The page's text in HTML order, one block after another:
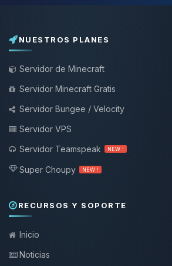
NUESTROS PLANES
Servidor de Minecraft
Servidor Minecraft Gratis
Servidor Bungee / Velocity
Servidor VPS
Servidor Teamspeak
NEW !
Super Choupy NEW !
RECURSOS Y SOPORTE
Inicio
Noticias